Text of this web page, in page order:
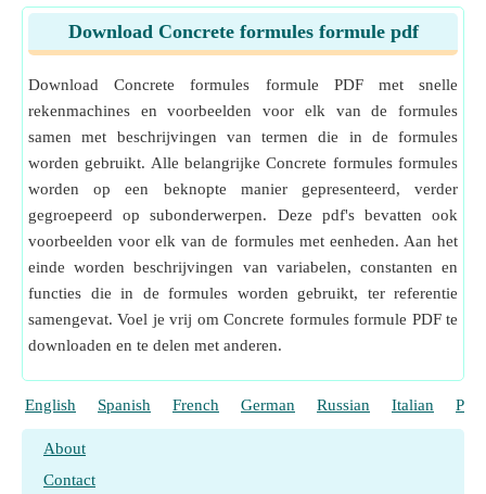
Download Concrete formules formule pdf
Download Concrete formules formule PDF met snelle
rekenmachines en voorbeelden voor elk van de formules
samen met beschrijvingen van termen die in de formules
worden gebruikt. Alle belangrijke Concrete formules formules
worden op een beknopte manier gepresenteerd, verder
gegroepeerd op subonderwerpen. Deze pdf's bevatten ook
voorbeelden voor elk van de formules met eenheden. Aan het
einde worden beschrijvingen van variabelen, constanten en
functies die in de formules worden gebruikt, ter referentie
samengevat. Voel je vrij om Concrete formules formule PDF te
downloaden en te delen met anderen.
English Spanish French German Russian Italian
About
Contact